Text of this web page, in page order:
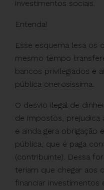
investimentos sociais.
Entenda!
Esse esquema lesa os
mesmo tempo
bancos privilegiados e
pública onerosíssima.
O desvio ilegal de
de impostos, prejudica
e ainda gera obrigação
pública, que é paga
(contribuinte). Dessa
teriam que chegar aos
financiar investimentos